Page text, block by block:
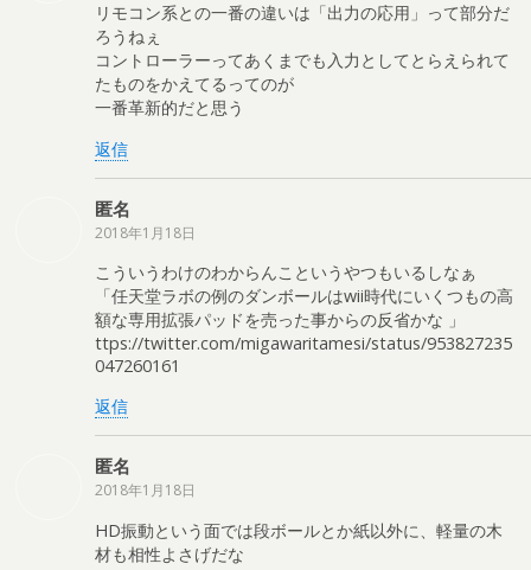
リモコン系との一番の違いは「出力の応用」って部分だ
ろうねぇ
コントローラーってあくまでも入力としてとらえられて
たものをかえてるってのが
一番革新的だと思う
返信
匿名
2018年1月18日
こういうわけのわからんこというやつもいるしなぁ
「任天堂ラボの例のダンボールはwii時代にいくつもの高
額な専用拡張パッドを売った事からの反省かな 」
ttps://twitter.com/migawaritamesi/status/953827235
047260161
返信
匿名
2018年1月18日
HD振動という面では段ボールとか紙以外に、軽量の木
材も相性よさげだな